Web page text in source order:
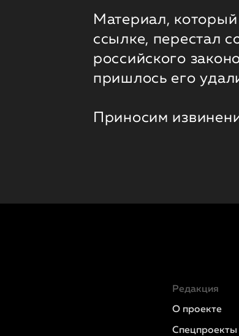
Материал,
ссылке, перестал
российского
пришлось его
Приносим
Редакция
О проекте
Спецпроекты